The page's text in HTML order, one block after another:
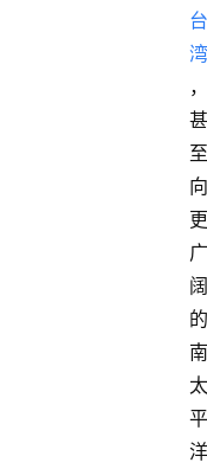
台
湾
，
甚
至
向
更
广
阔
的
南
太
平
洋